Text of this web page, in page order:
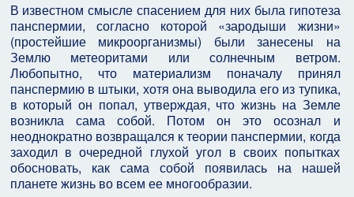
В известном смысле спасением для них была гипотеза
панспермии, согласно которой «зародыши жизни»
(простейшие микроорганизмы) были занесены на
Землю метеоритами или солнечным ветром.
Любопытно, что материализм поначалу принял
панспермию в штыки, хотя она выводила его из тупика,
в который он попал, утверждая, что жизнь на Земле
возникла сама собой. Потом он это осознал и
неоднократно возвращался к теории панспермии, когда
заходил в очередной глухой угол в своих попытках
обосновать, как сама собой появилась на нашей
планете жизнь во всем ее многообразии.